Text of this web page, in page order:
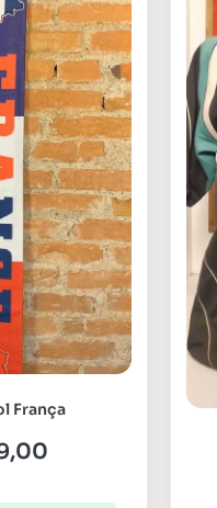
França